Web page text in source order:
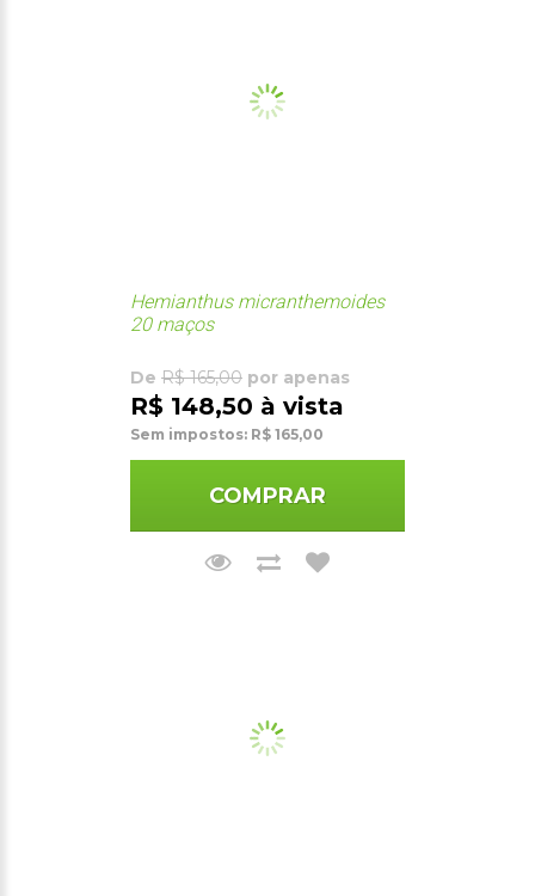
Hemianthus micranthemoides
20 maços
De R$ 165,00 por apenas
R$ 148,50 à vista
Sem impostos: R$ 165,00
COMPRAR